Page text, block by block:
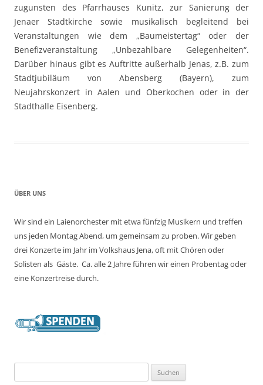
zugunsten des Pfarrhauses Kunitz, zur Sanierung der
Jenaer Stadtkirche sowie musikalisch begleitend bei
Veranstaltungen wie dem „Baumeistertag“ oder der
Benefizveranstaltung „Unbezahlbare Gelegenheiten“.
Darüber hinaus gibt es Auftritte außerhalb Jenas, z.B. zum
Stadtjubiläum von Abensberg (Bayern), zum
Neujahrskonzert in Aalen und Oberkochen oder in der
Stadthalle Eisenberg.
ÜBER UNS
Wir sind ein Laienorchester mit etwa fünfzig Musikern und treffen
uns jeden Montag Abend, um gemeinsam zu proben. Wir geben
drei Konzerte im Jahr im Volkshaus Jena, oft mit Chören oder
Solisten als Gäste. Ca. alle 2 Jahre führen wir einen Probentag oder
eine Konzertreise durch.